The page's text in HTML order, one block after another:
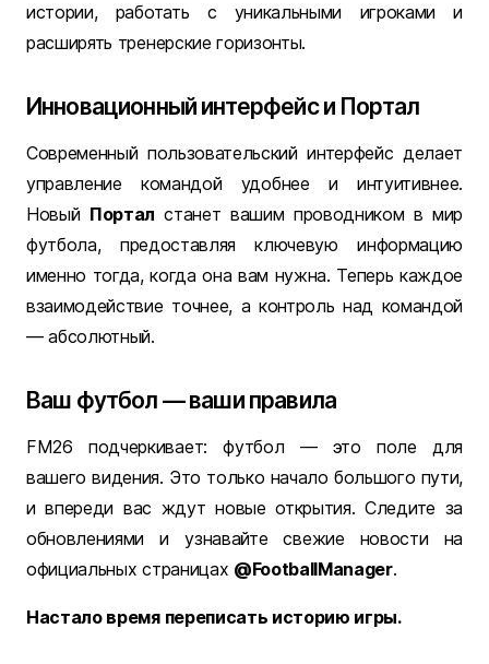
истории, работать с уникальными игроками и
расширять тренерские горизонты.
Инновационный интерфейс и Портал
Современный пользовательский интерфейс делает
управление командой удобнее и интуитивнее.
Новый Портал станет вашим проводником в мир
футбола, предоставляя ключевую информацию
именно тогда, когда она вам нужна. Теперь каждое
взаимодействие точнее, а контроль над командой
— абсолютный.
Ваш футбол — ваши правила
FM26 подчеркивает: футбол — это поле для
вашего видения. Это только начало большого пути,
и впереди вас ждут новые открытия. Следите за
обновлениями и узнавайте свежие новости на
официальных страницах @FootballManager.
Настало время переписать историю игры.